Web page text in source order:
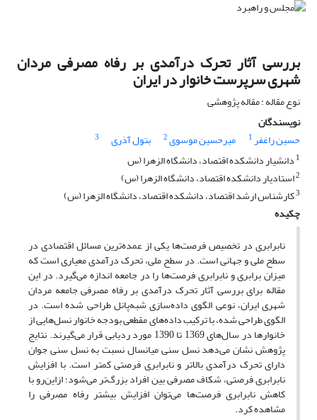
بررسی آثار تحرک درآمدی بر رفاه مصرفی مردان
شهری سرپرست خانوار در ایران
نوع مقاله : مقاله پژوهشی
نویسندگان
حسین راغفر1 میرحسین موسوی2 بتول آذری
3
1 دانشیار دانشکده اقتصاد، دانشگاه الزهرا (س
2استادیار دانشکده اقتصاد، دانشگاه الزهرا (س)
3کارشناس ارشد اقتصاد، دانشکده اقتصاد، دانشگاه الزهرا (س)
چکیده
نابرابری در تخصیص فرصت‌ها یکی از عمده‌ترین مسائل اقتصادی در
سطح ملی و جهانی است. در سطح ملی، تحرک درآمدی معیاری است که
میزان برابری و نابرابری فرصت‌ها را در جامعه اندازه می‌گیرد. در این
مقاله برای بررسی آثار تحرک درآمدی بر رفاه مصرفی جامعه مردان
شهری ایران، نوعی الگوی داده‌سازی شبه‌پانل طراحی شده است. در
الگوی طراحی شده، با ترکیب داده‌های مقطعی بودجه خانوار نسل‌هایی از
خانوارها در سال‌های 1369 تا 1390 مورد ردیابی قرار می‌گیرند. نتایج
پژوهش نشان می‌دهد نسل سنی میانسال نسبت به نسل سنی جوان
دارای تحرک درآمدی بالاتر و نابرابری فرصتی کمتر است. با افزایش
نابرابری فرصتی، شکاف مصرفی بین افراد بزرگ‌تر می‌شود؛ ازاین‌رو با
کاهش نابرابری فرصت‌ها می‌توان افزایش بیشتر رفاه مصرفی را
مشاهده کرد.